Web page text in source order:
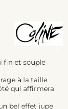
fin et souple
à la taille,
qui affirmera
bel effet jupe